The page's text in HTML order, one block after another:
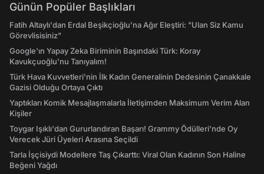
Günün Popüler Başlıkları
Fatih Altaylı'dan Erdal Beşikçioğlu'na Ağır Eleştiri: "Ulan Siz Kamu
Görevlisisiniz"
Google'ın Yapay Zeka Biriminin Başındaki Türk: Koray
Kavukçuoğlu'nu Tanıyalım!
Türk Hava Kuvvetleri'nin İlk Kadın Generalinin Dedesinin Çanakkale
Gazisi Olduğu Ortaya Çıktı
Yaptıkları Komik Mesajlaşmalarla İletişimden Maksimum Verim Alan
Kişiler
Toygar Işıklı'dan Gururlandıran Başarı! Grammy Ödülleri'nde Oy
Verecek Jüri Üyeleri Arasına Seçildi
Tarla İşçisiydi Modellere Taş Çıkarttı: Viral Olan Kadının Son Haline
Beğeni Yağdı